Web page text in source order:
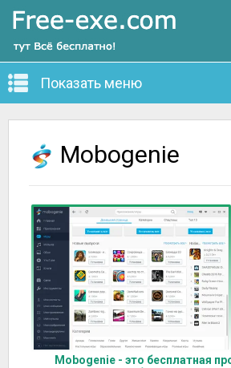
Показать меню
Mobogenie
Mobogenie - это бесплатная